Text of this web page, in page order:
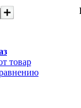
товар